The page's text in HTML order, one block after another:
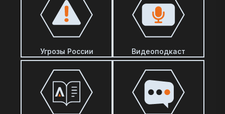
Угрозы России Видеоподкаст